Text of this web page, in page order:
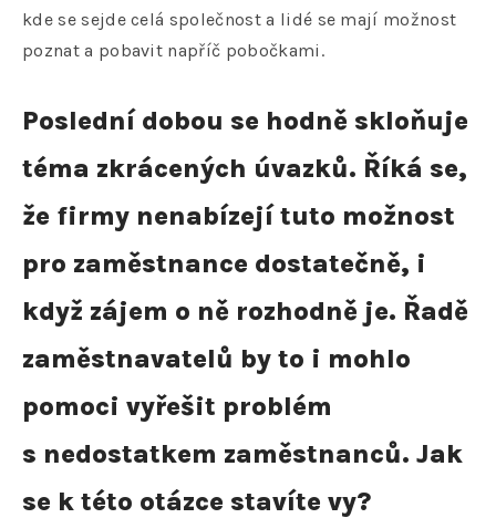
kde se sejde celá společnost a lidé se mají možnost
poznat a pobavit napříč pobočkami.
Poslední dobou se hodně skloňuje
téma zkrácených úvazků. Říká se,
že firmy nenabízejí tuto možnost
pro zaměstnance dostatečně, i
když zájem o ně rozhodně je. Řadě
zaměstnavatelů by to i mohlo
pomoci vyřešit problém
s nedostatkem zaměstnanců. Jak
se k této otázce stavíte vy?